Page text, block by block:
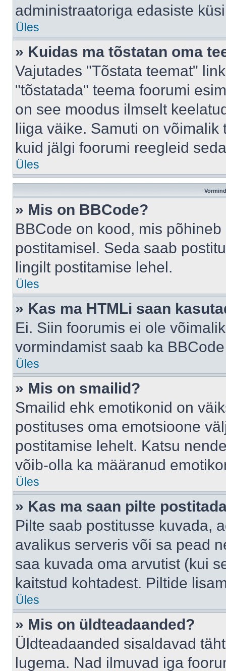
administraatoriga edasiste
Üles
» Kuidas ma tõstatan oma
Vajutades "Tõstata teemat"
"tõstatada" teema foorumi
on see moodus ilmselt
liiga väike. Samuti on
kuid jälgi foorumi reegleid
Üles
» Mis on BBCode?
BBCode on kood, mis
postitamisel. Seda saab
lingilt postitamise lehel.
Üles
» Kas ma HTMLi saan
Ei. Siin foorumis ei ole
vormindamist saab ka
Üles
» Mis on smailid?
Smailid ehk emotikonid on
postituses oma emotsioone
postitamise lehelt. Katsu
võib-olla ka määranud
Üles
» Kas ma saan pilte
Pilte saab postitusse kuvada,
avalikus serveris või sa pead
saa kuvada oma arvutist (kui
kaitstud kohtadest. Piltide
Üles
» Mis on üldteadaanded?
Üldteadaanded sisaldavad
lugema. Nad ilmuvad iga